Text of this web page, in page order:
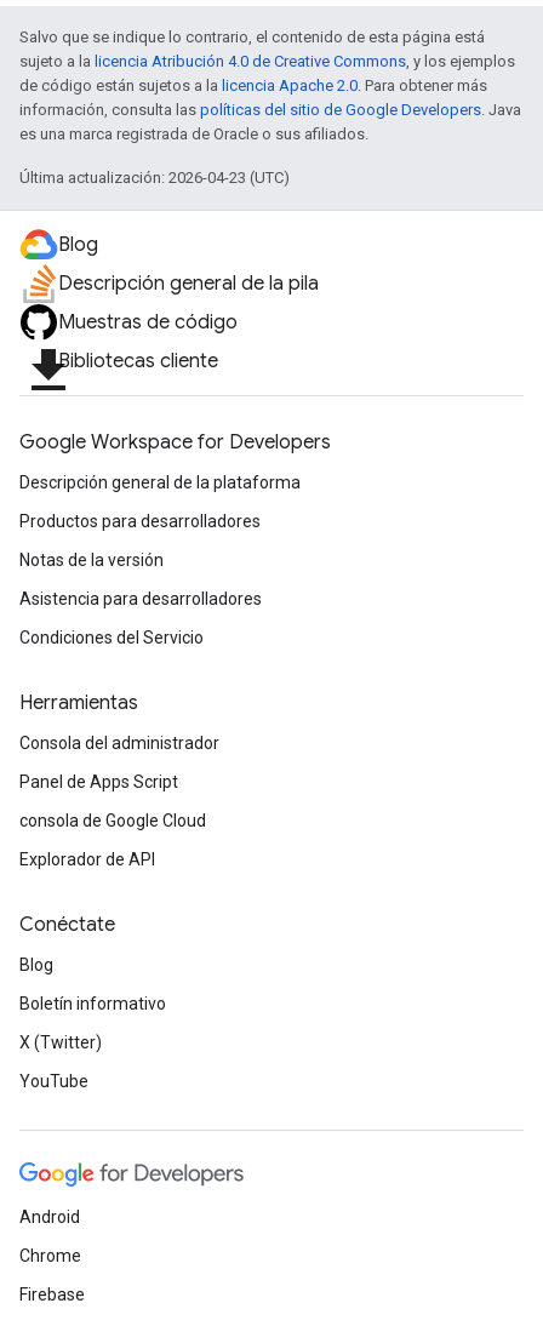
Salvo que se indique lo contrario, el contenido de esta página está
sujeto a la licencia Atribución 4.0 de Creative Commons , y los ejemplos
de código están sujetos a la licencia Apache 2.0 . Para obtener más
información, consulta las políticas del sitio de Google Developers . Java
es una marca registrada de Oracle o sus afiliados.
Última actualización: 2026-04-23 (UTC)
Blog
Descripción general de la pila
Muestras de código
file_downloadBibliotecas cliente
Google Workspace for Developers
Descripción general de la plataforma
Productos para desarrolladores
Notas de la versión
Asistencia para desarrolladores
Condiciones del Servicio
Herramientas
Consola del administrador
Panel de Apps Script
consola de Google Cloud
Explorador de API
Conéctate
Blog
Boletín informativo
X (Twitter)
YouTube
Android
Chrome
Firebase